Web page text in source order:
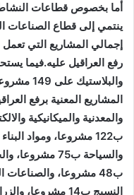
إجمالي المشاريع التي تعمل
رفع العراقيل عليه.فيما
المشاريع المعنية برفع
والسياحة ب75